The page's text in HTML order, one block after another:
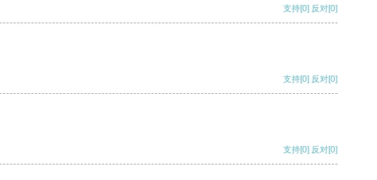
支持[0] 反对[0]
支持[0] 反对[0]
支持[0] 反对[0]